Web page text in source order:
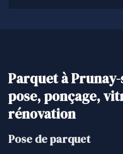
Parquet à
pose, ponçage,
rénovation
Pose de parquet